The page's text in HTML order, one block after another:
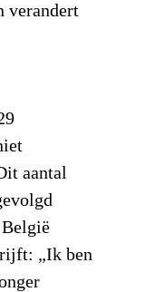
verandert
aantal
„Ik ben